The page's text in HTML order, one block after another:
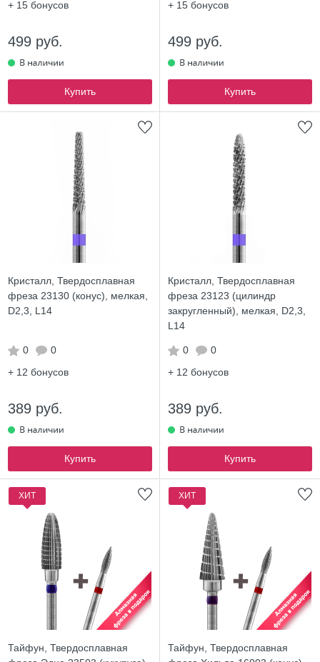
+ 15 бонусов
499 руб.
Купить
+ 15 бонусов
499 руб.
Купить
Кристалл, Твердосплавная
фреза 23130 (конус), мелкая,
D2,3, L14
0
0
+ 12 бонусов
389 руб.
Купить
Кристалл, Твердосплавная
фреза 23123 (цилиндр
закругленный), мелкая, D2,3,
L14
0
0
+ 12 бонусов
389 руб.
Купить
ХИТ
Тайфун, Твердосплавная
ХИТ
Тайфун, Твердосплавная